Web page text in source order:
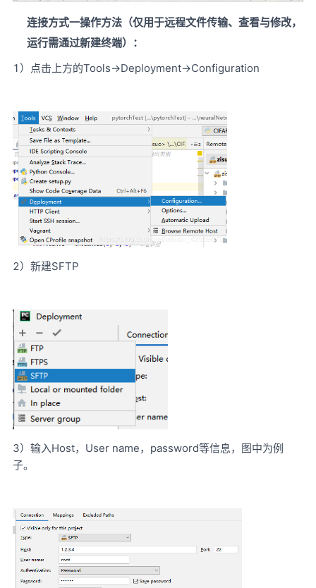
连接方式一操作方法（仅用于远程文件传输、查看与修改，
运行需通过新建终端）：
1）点击上方的Tools->Deployment->Configuration
2）新建SFTP
3）输入Host，User name，password等信息，图中为例
子。